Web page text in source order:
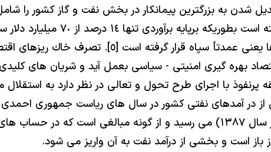
نماينده سپاه در رأس دولت نهم و
سازى، به بخش خصوصى و بقيه در اختيار شبه دولتى
بهره گيرى امنيتى - سياسى بعمل آيد و شريان هاى
با اجراى طرح تحول و تعالى در نظر دارد به استقلال
اين رقم روشن نيست اما به بيش از ٨٠ ميليارد دولار ( در سال ١٣٨٧) مى رسيد و
باز است و بخشى از درآمد نفت به آن واريز مى شود.